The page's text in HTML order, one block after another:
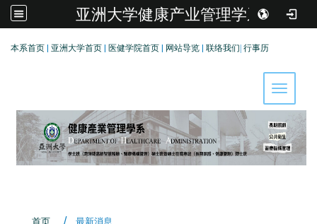
亚洲大学健康产业管理学系
本系首页 亚洲大学首页 医健学院首页 网站导览 联络我们 行事历
Toggle
首页 最新消息